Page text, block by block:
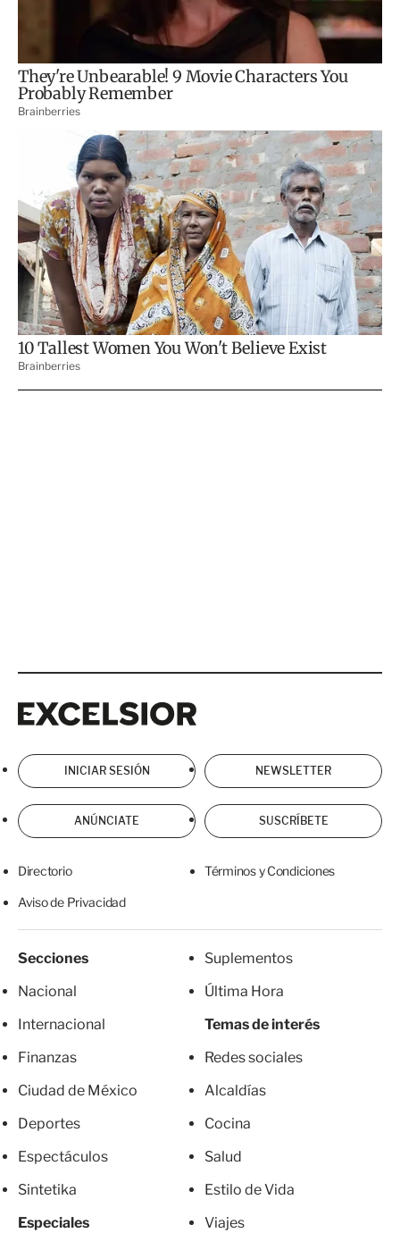
INICIAR SESIÓN NEWSLETTER
ANÚNCIATE SUSCRÍBETE
Directorio Términos y Condiciones
Aviso de Privacidad
Secciones
Nacional
Internacional
Finanzas
Ciudad de México
Deportes
Espectáculos
Sintetika
Especiales
Suplementos
Última Hora
Temas de interés
Redes sociales
Alcaldías
Cocina
Salud
Estilo de Vida
Viajes